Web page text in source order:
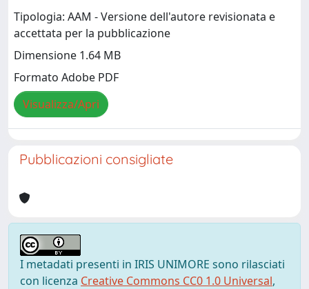
Tipologia: AAM - Versione dell'autore revisionata e
accettata per la pubblicazione
Dimensione 1.64 MB
Formato Adobe PDF
Visualizza/Apri
Pubblicazioni consigliate
I metadati presenti in IRIS UNIMORE sono rilasciati
con licenza Creative Commons CC0 1.0 Universal,